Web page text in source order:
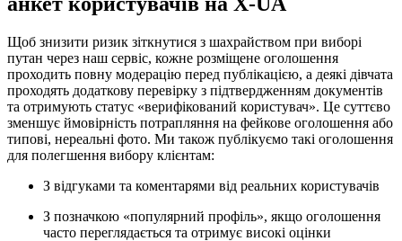
Щоб знизити ризик зіткнутися з шахрайством при виборі
путан через наш сервіс, кожне розміщене оголошення
проходить повну модерацію перед публікацією, а деякі дівчата
проходять додаткову перевірку з підтвердженням документів
та отримують статус «верифікований користувач». Це суттєво
зменшує ймовірність потрапляння на фейкове оголошення або
типові, нереальні фото. Ми також публікуємо такі оголошення
для полегшення вибору клієнтам:
З відгуками та коментарями від реальних користувачів
З позначкою «популярний профіль», якщо оголошення
часто переглядається та отримує високі оцінки